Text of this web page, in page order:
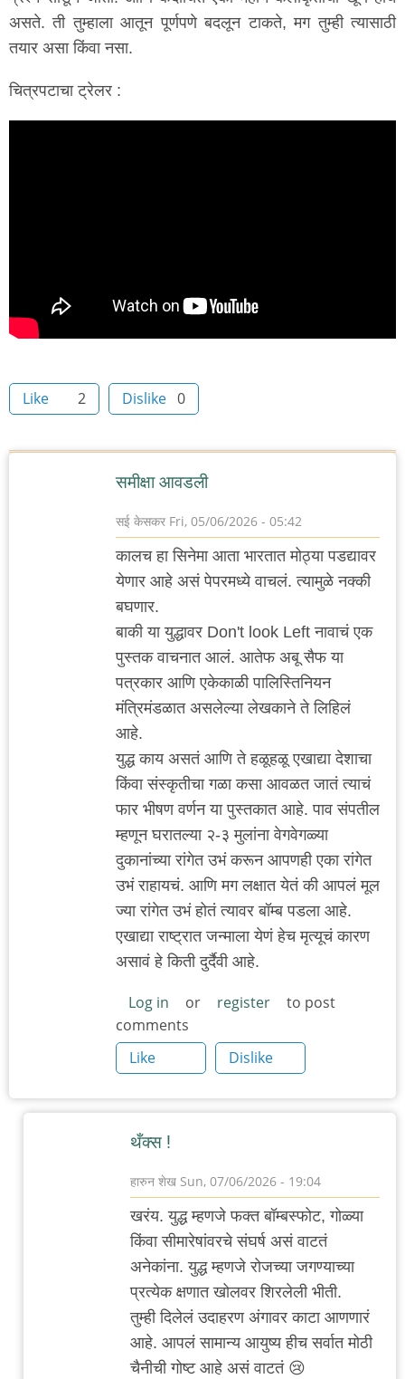
असते. ती तुम्हाला आतून पूर्णपणे बदलून टाकते, मग तुम्ही त्यासाठी
तयार असा किंवा नसा.
चित्रपटाचा ट्रेलर :
Like 2 Dislike 0
समीक्षा आवडली
सई केसकर Fri, 05/06/2026 - 05:42
कालच हा सिनेमा आता भारतात मोठ्या पडद्यावर
येणार आहे असं पेपरमध्ये वाचलं. त्यामुळे नक्की
बघणार.
बाकी या युद्धावर Don't look Left नावाचं एक
पुस्तक वाचनात आलं. आतेफ अबू सैफ या
पत्रकार आणि एकेकाळी पालिस्तिनियन
मंत्रिमंडळात असलेल्या लेखकाने ते लिहिलं
आहे.
युद्ध काय असतं आणि ते हळूहळू एखाद्या देशाचा
किंवा संस्कृतीचा गळा कसा आवळत जातं त्याचं
फार भीषण वर्णन या पुस्तकात आहे. पाव संपतील
म्हणून घरातल्या २-३ मुलांना वेगवेगळ्या
दुकानांच्या रांगेत उभं करून आपणही एका रांगेत
उभं राहायचं. आणि मग लक्षात येतं की आपलं मूल
ज्या रांगेत उभं होतं त्यावर बॉम्ब पडला आहे.
एखाद्या राष्ट्रात जन्माला येणं हेच मृत्यूचं कारण
असावं हे किती दुर्दैवी आहे.
Log in or register
to post
comments
Like
Dislike
थँक्स !
हारुन शेख Sun, 07/06/2026 - 19:04
reply
समीक्षा
आवडली
by
सई
खरंय. युद्ध म्हणजे फक्त बॉम्बस्फोट, गोळ्या
किंवा सीमारेषांवरचे संघर्ष असं वाटतं
अनेकांना. युद्ध म्हणजे रोजच्या जगण्याच्या
प्रत्येक क्षणात खोलवर शिरलेली भीती.
तुम्ही दिलेलं उदाहरण अंगावर काटा आणणारं
आहे. आपलं सामान्य आयुष्य हीच सर्वात मोठी
चैनीची गोष्ट आहे असं वाटतं 😢